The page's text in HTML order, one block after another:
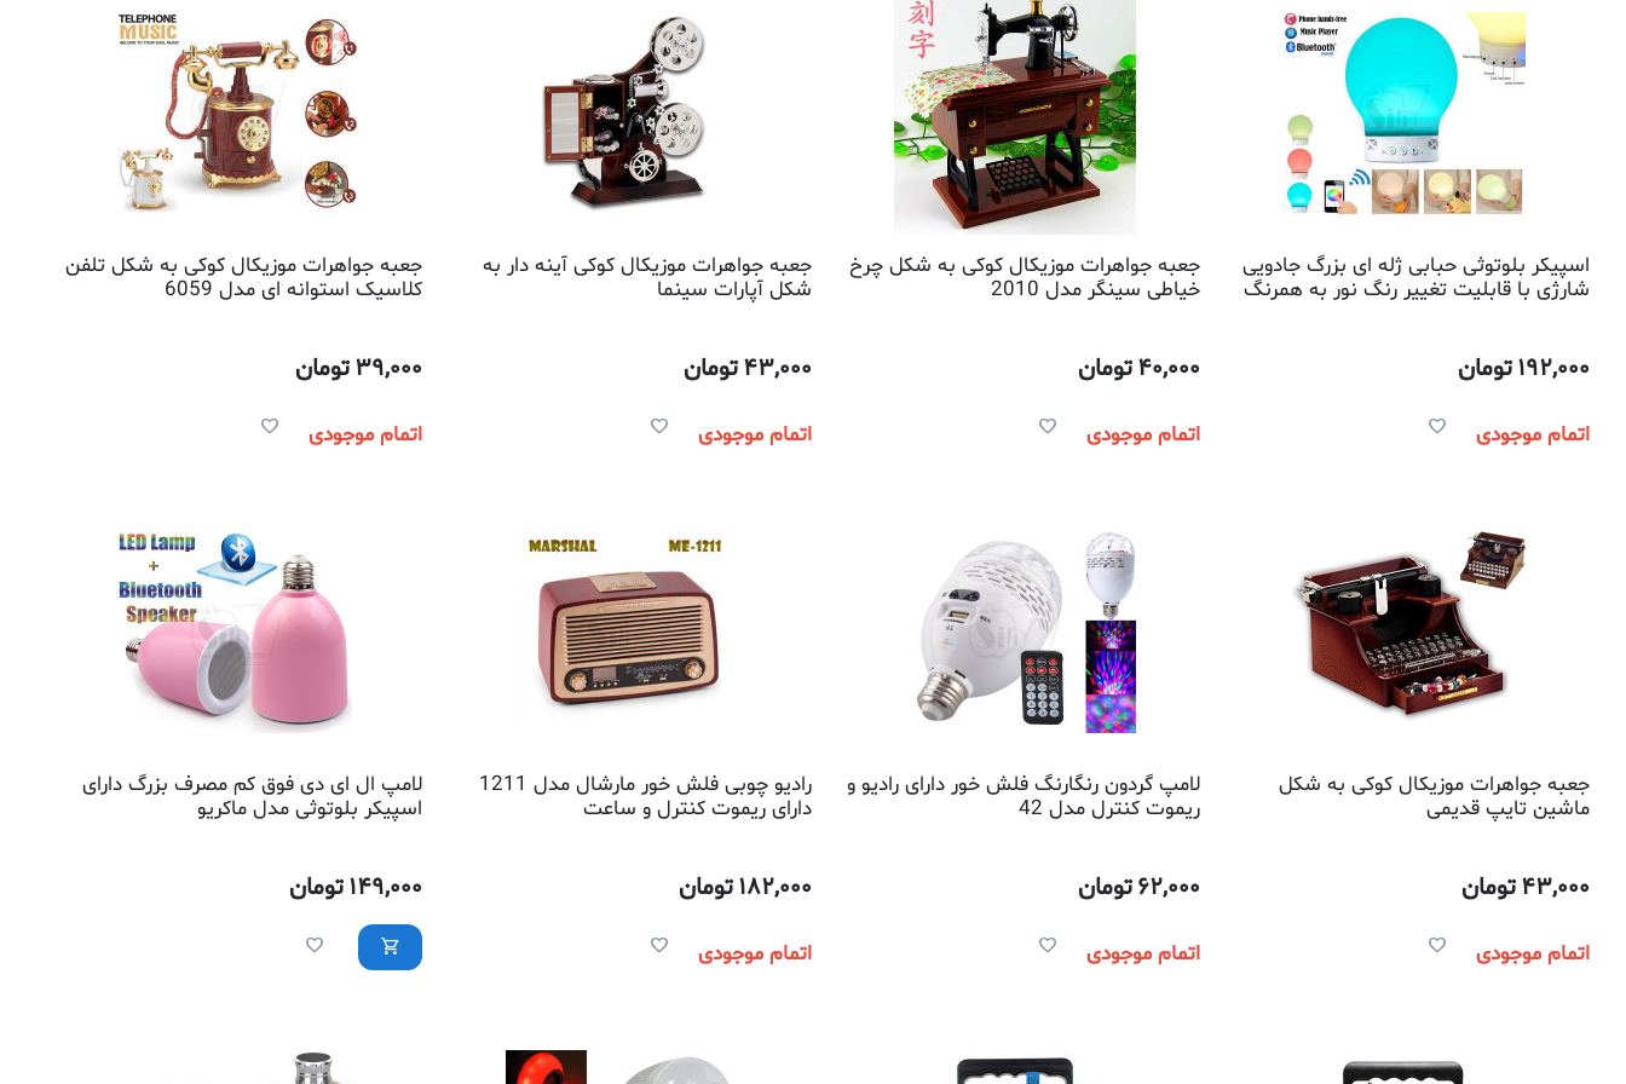
اسپیکر بلوتوثی حبابی ژله ای بزرگ جادویی
شارژی با قابلیت تغییر رنگ نور به همرنگ
192,000تومان
اتمام موجودی
جعبه جواهرات موزیکال کوکی به شکل چرخ
خیاطی سینگر مدل 2010
40,000تومان
اتمام موجودی
جعبه جواهرات موزیکال کوکی آینه دار به
شکل آپارات سینما
43,000تومان
اتمام موجودی
جعبه جواهرات موزیکال کوکی به شکل تلفن
کلاسیک استوانه ای مدل 6059
39,000تومان
اتمام موجودی
جعبه جواهرات موزیکال کوکی به شکل
ماشین تایپ قدیمی
43,000تومان
اتمام موجودی
لامپ گردون رنگارنگ فلش خور دارای رادیو و
ریموت کنترل مدل 42
62,000تومان
اتمام موجودی
رادیو چوبی فلش خور مارشال مدل 1211
دارای ریموت کنترل و ساعت
182,000تومان
اتمام موجودی
لامپ ال ای دی فوق کم مصرف بزرگ دارای
اسپیکر بلوتوثی مدل ماکریو
149,000تومان